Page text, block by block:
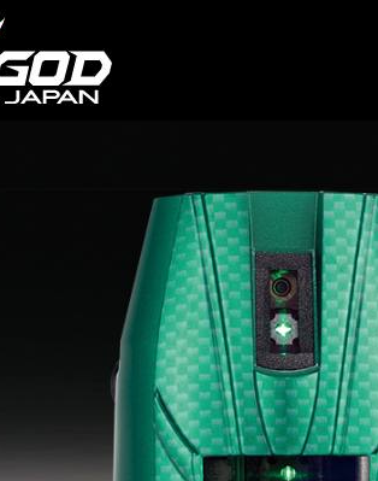
#チップ